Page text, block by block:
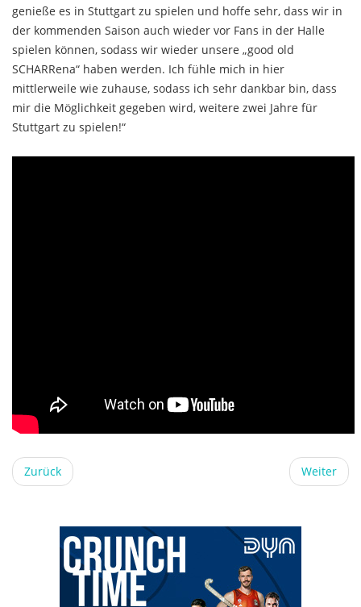
genieße es in Stuttgart zu spielen und hoffe sehr, dass wir in
der kommenden Saison auch wieder vor Fans in der Halle
spielen können, sodass wir wieder unsere „good old
SCHARRena“ haben werden. Ich fühle mich in hier
mittlerweile wie zuhause, sodass ich sehr dankbar bin, dass
mir die Möglichkeit gegeben wird, weitere zwei Jahre für
Stuttgart zu spielen!“
Zurück Weiter